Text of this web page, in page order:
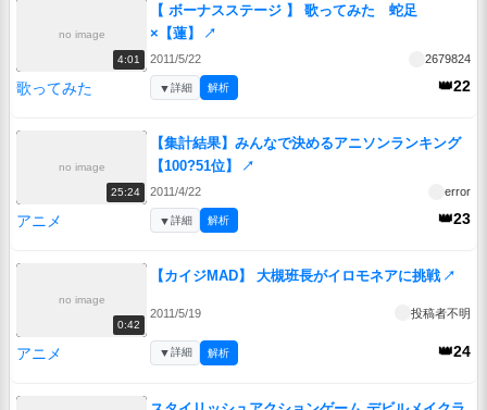
no image
4:01
【 ボーナスステージ 】 歌ってみた 蛇足
×【蓮】
↗
2011/5/22 2679824
歌ってみた 👑22
▼詳細 解析
no image
25:24
【集計結果】みんなで決めるアニソンランキング
【100?51位】
↗
2011/4/22 error
アニメ 👑23
▼詳細 解析
no image
0:42
【カイジMAD】 大槻班長がイロモネアに挑戦 ↗
2011/5/19 投稿者不明
アニメ 👑24
▼詳細 解析